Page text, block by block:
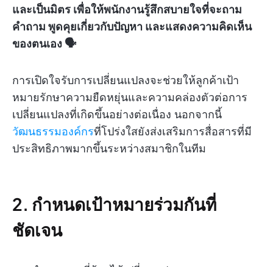
และเป็นมิตร เพื่อให้พนักงานรู้สึกสบายใจที่จะถาม
คำถาม พูดคุยเกี่ยวกับปัญหา และแสดงความคิดเห็น
ของตนเอง 🗣️
การเปิดใจรับการเปลี่ยนแปลงจะช่วยให้ลูกค้าเป้า
หมายรักษาความยืดหยุ่นและความคล่องตัวต่อการ
เปลี่ยนแปลงที่เกิดขึ้นอย่างต่อเนื่อง นอกจากนี้
วัฒนธรรมองค์กรที่โปร่งใสยังส่งเสริมการสื่อสารที่มี
ประสิทธิภาพมากขึ้นระหว่างสมาชิกในทีม
2. กำหนดเป้าหมายร่วมกันที่
ชัดเจน